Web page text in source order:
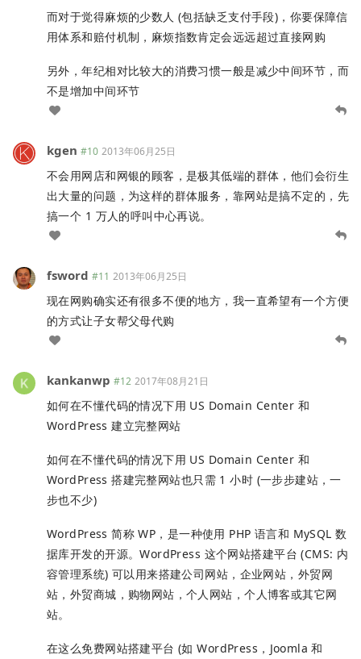
而对于觉得麻烦的少数人 (包括缺乏支付手段)，你要保障信
用体系和赔付机制，麻烦指数肯定会远远超过直接网购
另外，年纪相对比较大的消费习惯一般是减少中间环节，而
不是增加中间环节
kgen #10 2013年06月25日
不会用网店和网银的顾客，是极其低端的群体，他们会衍生
出大量的问题，为这样的群体服务，靠网站是搞不定的，先
搞一个 1 万人的呼叫中心再说。
fsword #11 2013年06月25日
现在网购确实还有很多不便的地方，我一直希望有一个方便
的方式让子女帮父母代购
kankanwp #12 2017年08月21日
如何在不懂代码的情况下用 US Domain Center 和
WordPress 建立完整网站
如何在不懂代码的情况下用 US Domain Center 和
WordPress 搭建完整网站也只需 1 小时 (一步步建站，一
步也不少)
WordPress 简称 WP，是一种使用 PHP 语言和 MySQL 数
据库开发的开源。WordPress 这个网站搭建平台 (CMS: 内
容管理系统) 可以用来搭建公司网站，企业网站，外贸网
站，外贸商城，购物网站，个人网站，个人博客或其它网
站。
在这么免费网站搭建平台 (如 WordPress，Joomla 和